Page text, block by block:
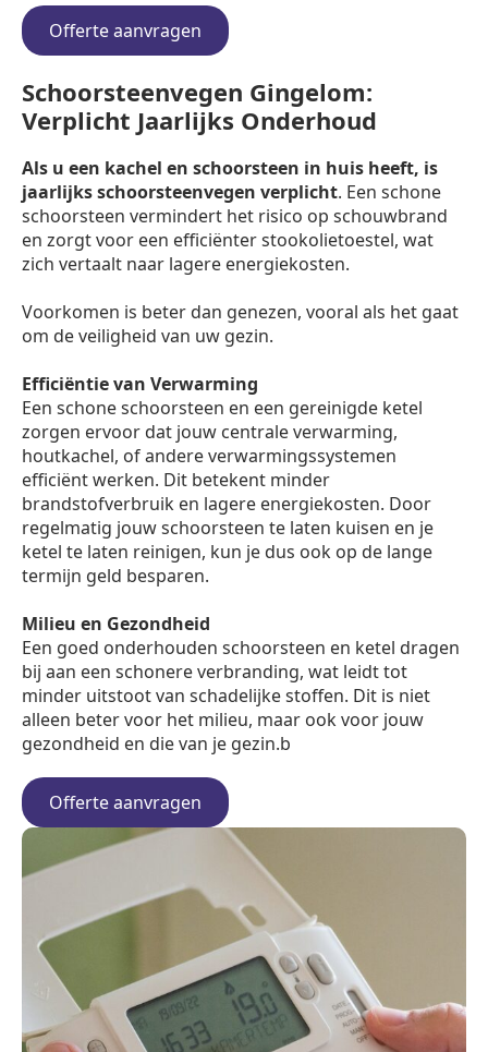
Offerte aanvragen
Schoorsteenvegen Gingelom:
Verplicht Jaarlijks Onderhoud
Als u een kachel en schoorsteen in huis heeft, is
jaarlijks schoorsteenvegen verplicht. Een schone
schoorsteen vermindert het risico op schouwbrand
en zorgt voor een efficiënter stookolietoestel, wat
zich vertaalt naar lagere energiekosten.
Voorkomen is beter dan genezen, vooral als het gaat
om de veiligheid van uw gezin.
Efficiëntie van Verwarming
Een schone schoorsteen en een gereinigde ketel
zorgen ervoor dat jouw centrale verwarming,
houtkachel, of andere verwarmingssystemen
efficiënt werken. Dit betekent minder
brandstofverbruik en lagere energiekosten. Door
regelmatig jouw schoorsteen te laten kuisen en je
ketel te laten reinigen, kun je dus ook op de lange
termijn geld besparen.
Milieu en Gezondheid
Een goed onderhouden schoorsteen en ketel dragen
bij aan een schonere verbranding, wat leidt tot
minder uitstoot van schadelijke stoffen. Dit is niet
alleen beter voor het milieu, maar ook voor jouw
gezondheid en die van je gezin.b
Offerte aanvragen